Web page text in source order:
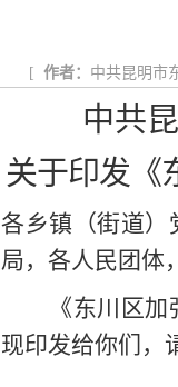
[ 作者： 中共昆明市
中共
关于印发《
各乡镇（街道）
局，各人民团体
《东川区
现印发给你们，